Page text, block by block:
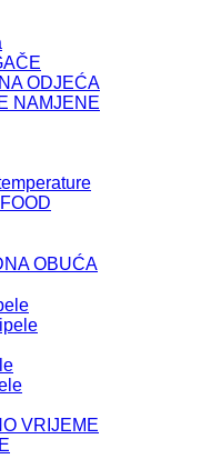
ODJEĆA
NAMJENE
OBUĆA
VRIJEME